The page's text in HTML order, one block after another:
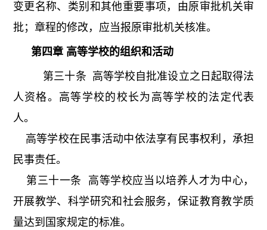
变更名称、类别和其他重要事项，由原审批机关审
批；章程的修改，应当报原审批机关核准。
第四章 高等学校的组织和活动
第三十条 高等学校自批准设立之日起取得法
人资格。高等学校的校长为高等学校的法定代表
人。
高等学校在民事活动中依法享有民事权利，承担
民事责任。
第三十一条 高等学校应当以培养人才为中心，
开展教学、科学研究和社会服务，保证教育教学质
量达到国家规定的标准。